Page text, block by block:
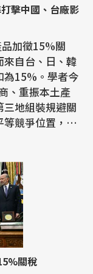
加徵15%關
來自台、日、韓
為15%。學者今
、重振本土產
地組裝規避關
競爭位置，對
關稅